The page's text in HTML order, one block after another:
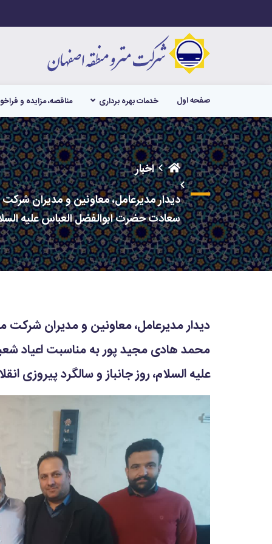
صفحه اول خدمات بهره برداری مناقصه، مزایده و
اخبار
دیدار مدیرعامل، معاونین و مدیران
سعادت حضرت ابوالفضل العباس علیه
دیدار مدیرعامل، معاونین و مدیران شرکت
محمد هادی مجید پور به مناسبت اعیاد
علیه السلام، روز جانباز و سالگرد پیروزی